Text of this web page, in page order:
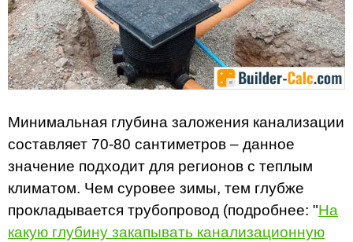
Минимальная глубина заложения канализации
составляет 70-80 сантиметров – данное
значение подходит для регионов с теплым
климатом. Чем суровее зимы, тем глубже
прокладывается трубопровод (подробнее: "На
какую глубину закапывать канализационную